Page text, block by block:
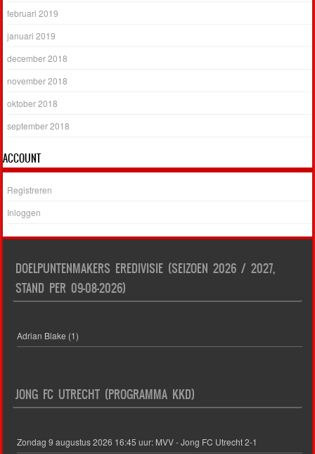
februari 2019
januari 2019
december 2018
november 2018
oktober 2018
september 2018
ACCOUNT
Registreren
Inloggen
DOELPUNTENMAKERS EREDIVISIE (SEIZOEN 2026 / 2027,
STAND PER 09-08-2026)
Adrian Blake (1)
JONG FC UTRECHT (PROGRAMMA KKD)
Zondag 9 augustus 2026 16:45 uur: MVV - Jong FC Utrecht 2-1